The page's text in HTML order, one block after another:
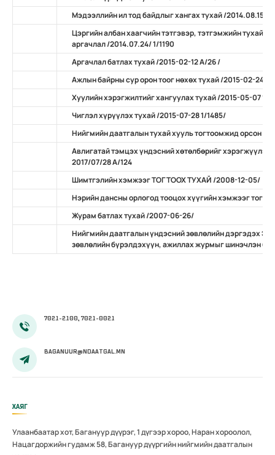
Мэдээллийн ил тод байдлыг хангах тухай /2014.08.15
Цэргийн албан хаагчийн тэтгэвэр, тэтгэмжийн тухай
аргачлал /2014.07.24/ 1/1190
Аргачлал батлах тухай /2015-02-12 А/26 /
Ажлын байрны сур орон тоог нөхөх тухай /2015-02-24 А/
Хуулийн хэрэгжилтийг хангуулах тухай /2015-05-07 11/
Чиглэл хүрүүлэх тухай /2015-07-28 1/1485/
Нийгмийн даатгалын тухай хууль тогтоомжид орсон
Авлигатай тэмцэх үндэсний хөтөлбөрийг хэрэгжүүлэх
2017/07/28 А/124
Шимтгэлийн хэмжээг ТОГТООХ ТУХАЙ /2008-12-05/
Нэрийн дансны орлогод тооцох хүүгийн хэмжээг
Журам батлах тухай /2007-06-26/
Нийгмийн даатгалын үндэсний зөвлөлийн дэргэдэх
зөвлөлийн бүрэлдэхүүн, ажиллах журмыг шинэчлэн
7021-2100, 7021-0021
BAGANUUR@NDAATGAL.MN
ХАЯГ
Улаанбаатар хот, Багануур дүүрэг, 1 дүгээр хороо, Наран хороолол,
Нацагдоржийн гудамж 58, Багануур дүүргийн нийгмийн даатгалын